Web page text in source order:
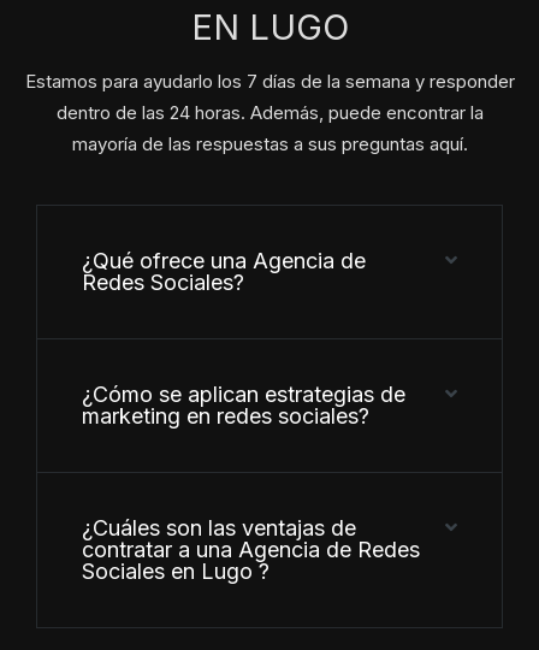
EN LUGO
Estamos para ayudarlo los 7 días de la semana y responder
dentro de las 24 horas. Además, puede encontrar la
mayoría de las respuestas a sus preguntas aquí.
¿Qué ofrece una Agencia de
Redes Sociales?
¿Cómo se aplican estrategias de
marketing en redes sociales?
¿Cuáles son las ventajas de
contratar a una Agencia de Redes
Sociales en Lugo ?